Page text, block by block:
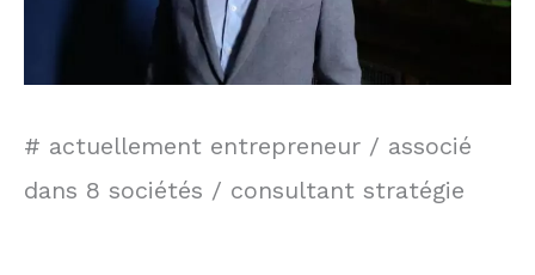
# actuellement entrepreneur / associé
dans 8 sociétés / consultant stratégie